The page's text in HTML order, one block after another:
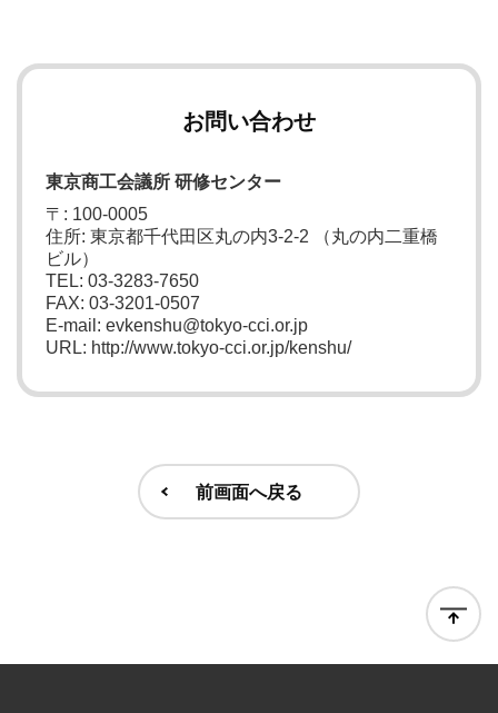
お問い合わせ
東京商工会議所 研修センター
〒: 100-0005
住所: 東京都千代田区丸の内3-2-2 （丸の内二重橋
ビル）
TEL: 03-3283-7650
FAX: 03-3201-0507
E-mail: evkenshu@tokyo-cci.or.jp
URL: http://www.tokyo-cci.or.jp/kenshu/
前画面へ戻る